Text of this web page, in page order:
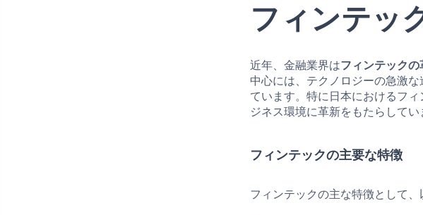
フィンテッ
近年、金融業界はフィンテックの
中心には、テクノロジーの急激
ています。特に日本におけるフ
ジネス環境に革新をもたらしてい
フィンテックの主要な特徴
フィンテックの主な特徴として、